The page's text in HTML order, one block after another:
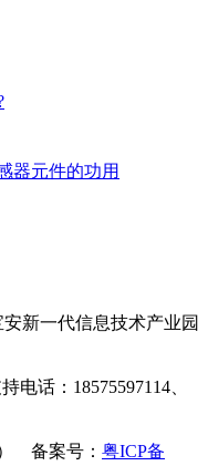
器元件的功用
新一代信息技术产业园
电话：18575597114、
备案号： 粤ICP备